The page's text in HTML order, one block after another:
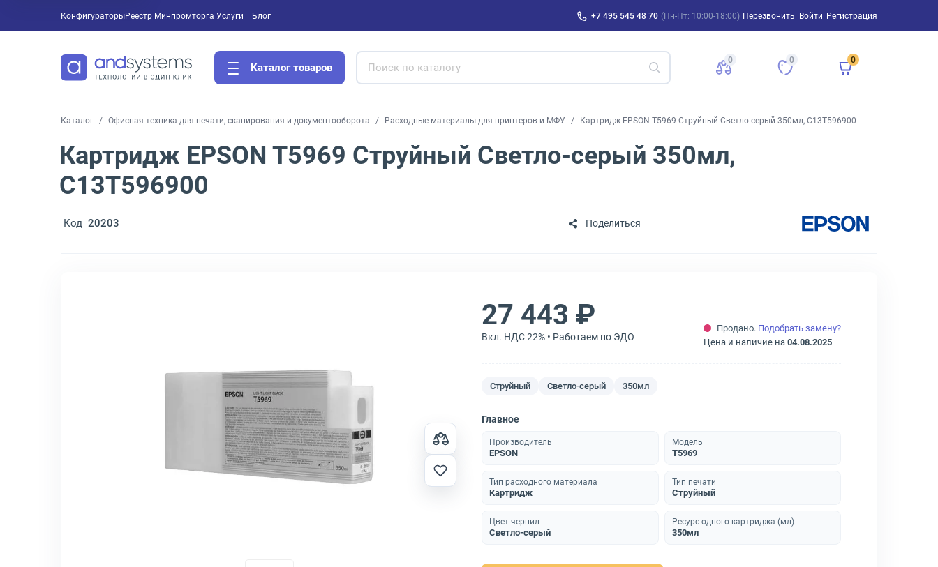
Конфигураторы Услуги
Реестр Минпромторга Блог +7 495 545 48 70 (Пн-Пт: 10:00-18:00) Перезвонить Войти Регистрация
Каталог товаров
0 0 0
Каталог Офисная техника для печати, сканирования и документооборота Расходные материалы для принтеров и МФУ Картридж EPSON T5969 Струйный Светло-серый 350мл, C13T596900
Картридж EPSON T5969 Струйный Светло-серый 350мл,
C13T596900
Код 20203 Поделиться
27 443 ₽
Вкл. НДС 22% • Работаем по ЭДО
Продано. Подобрать замену?
Цена и наличие на 04.08.2025
Струйный Светло-серый 350мл
Главное
Производитель
EPSON
Модель
T5969
Тип расходного материала
Картридж
Тип печати
Струйный
Цвет чернил
Светло-серый
Ресурс одного картриджа (мл)
350мл